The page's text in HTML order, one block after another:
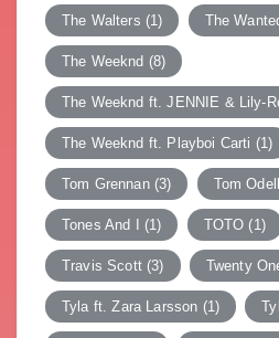
The Walters (1) The
The Weeknd (8)
The Weeknd ft. JENNIE & Lily-
The Weeknd ft. Playboi Carti (1)
Tom Grennan(3) Tom Odell
Tones And I (1) TOTO (1)
Travis Scott(3) Twenty
Tyla ft. Zara Larsson (1)